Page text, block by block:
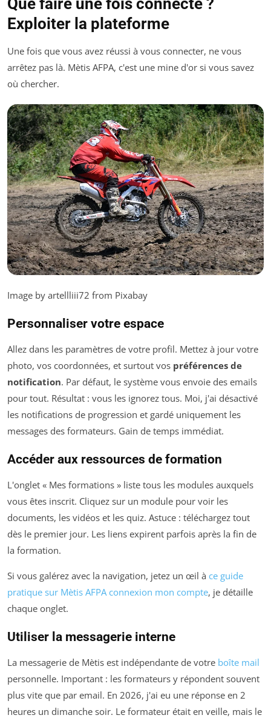
Exploiter la plateforme
Une fois que vous avez réussi à vous connecter, ne vous
arrêtez pas là. Mètis AFPA, c'est une mine d'or si vous savez
où chercher.
Image by artellliii72 from Pixabay
Personnaliser votre espace
Allez dans les paramètres de votre profil. Mettez à jour votre
photo, vos coordonnées, et surtout vos préférences de
notification. Par défaut, le système vous envoie des emails
pour tout. Résultat : vous les ignorez tous. Moi, j'ai désactivé
les notifications de progression et gardé uniquement les
messages des formateurs. Gain de temps immédiat.
Accéder aux ressources de formation
L'onglet « Mes formations » liste tous les modules auxquels
vous êtes inscrit. Cliquez sur un module pour voir les
documents, les vidéos et les quiz. Astuce : téléchargez tout
dès le premier jour. Les liens expirent parfois après la fin de
la formation.
Si vous galérez avec la navigation, jetez un œil à ce guide
pratique sur Mètis AFPA connexion mon compte, je détaille
chaque onglet.
Utiliser la messagerie interne
La messagerie de Mètis est indépendante de votre boîte mail
personnelle. Important : les formateurs y répondent souvent
plus vite que par email. En 2026, j'ai eu une réponse en 2
heures un dimanche soir. Le formateur était en veille, mais le